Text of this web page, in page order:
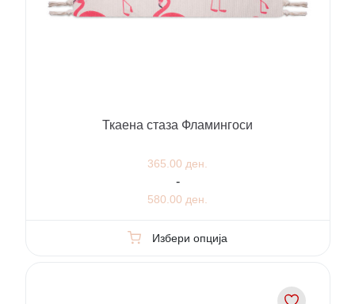
Ткаена стаза Фламингоси
365.00 ден.
-
580.00 ден.
Избери опција